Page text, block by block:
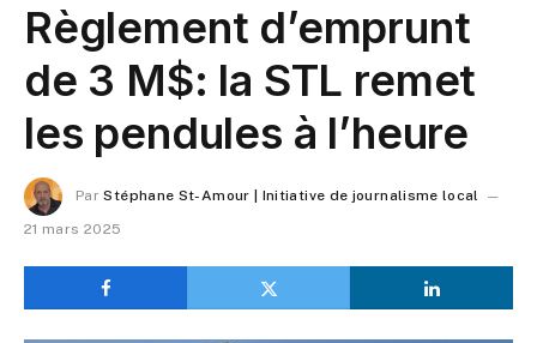
Règlement d’emprunt
de 3 M$: la STL remet
les pendules à l’heure
Par Stéphane St-Amour | Initiative de journalisme local
21 mars 2025